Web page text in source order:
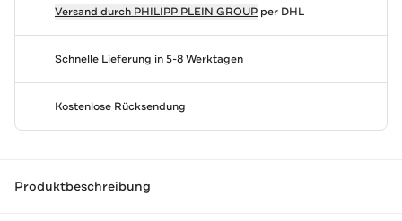
Versand durch PHILIPP PLEIN GROUPper DHL
Schnelle Lieferung in 5-8 Werktagen
Kostenlose Rücksendung
Produktbeschreibung